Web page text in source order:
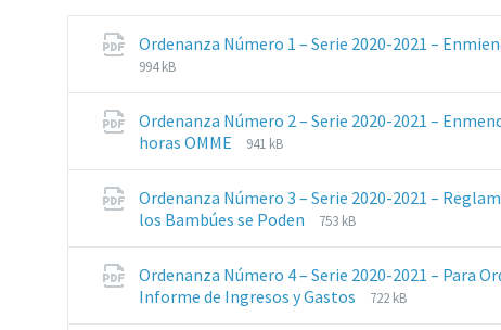
Ordenanza Número 1 – Serie 2020-2021 –
994 kB
Ordenanza Número 2 – Serie 2020-2021 –
horas OMME
Extensiones
pdf
Tamaño
941 kB
Ordenanza Número 3 – Serie 2020-2021 –
los Bambúes se Poden
Extensiones
pdf
Tamaño
753 kB
Ordenanza Número 4 – Serie 2020-2021 – Para
Informe de Ingresos y Gastos
Extensiones
Tamaño
722 kB